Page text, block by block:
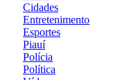
Cidades
Entretenimento
Esportes
Piauí
Polícia
Política